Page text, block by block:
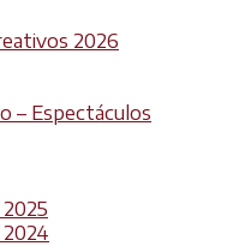
2026
– Espectáculos